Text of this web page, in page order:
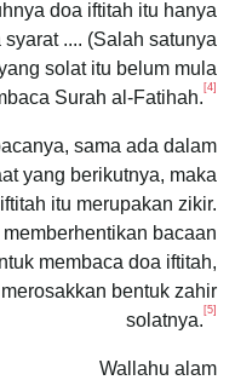
doa iftitah itu hanya
.... (Salah satunya
solat itu belum mula
Surah al-Fatihah. [4]
sama ada dalam
yang berikutnya, maka
itu merupakan zikir.
bacaan
membaca doa iftitah,
bentuk zahir
solatnya. [5]
Wallahu alam